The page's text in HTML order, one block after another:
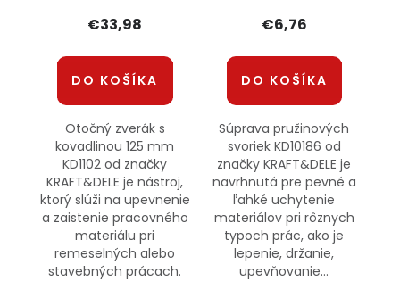
€33,98
DO KOŠÍKA
Otočný zverák s
kovadlinou 125 mm
KD1102 od značky
KRAFT&DELE je nástroj,
ktorý slúži na upevnenie
a zaistenie pracovného
materiálu pri
remeselných alebo
stavebných prácach.
€6,76
DO KOŠÍKA
Súprava pružinových
svoriek KD10186 od
značky KRAFT&DELE je
navrhnutá pre pevné a
ľahké uchytenie
materiálov pri rôznych
typoch prác, ako je
lepenie, držanie,
upevňovanie...